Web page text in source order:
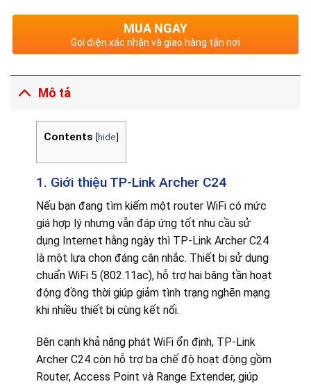
MUA NGAY
Gọi điện xác nhận và giao hàng tận nơi
Mô tả
Contents [hide]
1. Giới thiệu TP-Link Archer C24
Nếu bạn đang tìm kiếm một router WiFi có mức
giá hợp lý nhưng vẫn đáp ứng tốt nhu cầu sử
dụng Internet hằng ngày thì TP-Link Archer C24
là một lựa chọn đáng cân nhắc. Thiết bị sử dụng
chuẩn WiFi 5 (802.11ac), hỗ trợ hai băng tần hoạt
động đồng thời giúp giảm tình trạng nghẽn mạng
khi nhiều thiết bị cùng kết nối.
Bên cạnh khả năng phát WiFi ổn định, TP-Link
Archer C24 còn hỗ trợ ba chế độ hoạt động gồm
Router, Access Point và Range Extender, giúp